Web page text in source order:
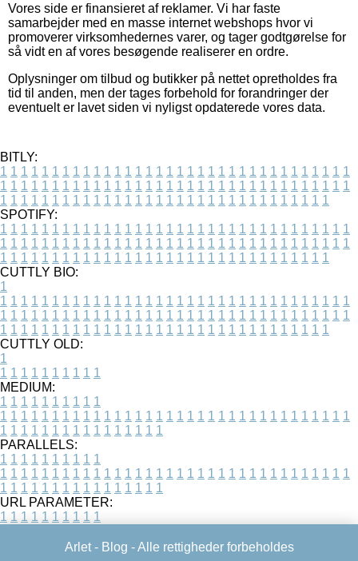
Vores side er finansieret af reklamer. Vi har faste
samarbejder med en masse internet webshops hvor vi
promoverer virksomhedernes varer, og tager godtgørelse for
så vidt en af vores besøgende realiserer en ordre.
Oplysninger om tilbud og butikker på nettet opretholdes fra
tid til anden, men der tages forbehold for forandringer der
eventuelt er lavet siden vi nyligst opdaterede vores data.
BITLY:
1 1 1 1 1 1 1 1 1 1 1 1 1 1 1 1 1 1 1 1 1 1 1 1 1 1 1 1 1 1 1 1 1 1
1 1 1 1 1 1 1 1 1 1 1 1 1 1 1 1 1 1 1 1 1 1 1 1 1 1 1 1 1 1 1 1 1 1
1 1 1 1 1 1 1 1 1 1 1 1 1 1 1 1 1 1 1 1 1 1 1 1 1 1 1 1 1 1 1 1
SPOTIFY:
1 1 1 1 1 1 1 1 1 1 1 1 1 1 1 1 1 1 1 1 1 1 1 1 1 1 1 1 1 1 1 1 1 1
1 1 1 1 1 1 1 1 1 1 1 1 1 1 1 1 1 1 1 1 1 1 1 1 1 1 1 1 1 1 1 1 1 1
1 1 1 1 1 1 1 1 1 1 1 1 1 1 1 1 1 1 1 1 1 1 1 1 1 1 1 1 1 1 1 1
CUTTLY BIO:
1
1 1 1 1 1 1 1 1 1 1 1 1 1 1 1 1 1 1 1 1 1 1 1 1 1 1 1 1 1 1 1 1 1 1
1 1 1 1 1 1 1 1 1 1 1 1 1 1 1 1 1 1 1 1 1 1 1 1 1 1 1 1 1 1 1 1 1 1
1 1 1 1 1 1 1 1 1 1 1 1 1 1 1 1 1 1 1 1 1 1 1 1 1 1 1 1 1 1 1 1
CUTTLY OLD:
1
1 1 1 1 1 1 1 1 1 1
MEDIUM:
1 1 1 1 1 1 1 1 1 1
1 1 1 1 1 1 1 1 1 1 1 1 1 1 1 1 1 1 1 1 1 1 1 1 1 1 1 1 1 1 1 1 1 1
1 1 1 1 1 1 1 1 1 1 1 1 1 1 1 1
PARALLELS:
1 1 1 1 1 1 1 1 1 1
1 1 1 1 1 1 1 1 1 1 1 1 1 1 1 1 1 1 1 1 1 1 1 1 1 1 1 1 1 1 1 1 1 1
1 1 1 1 1 1 1 1 1 1 1 1 1 1 1 1
URL PARAMETER:
1 1 1 1 1 1 1 1 1 1
Arlet - Blog - Alle rettigheder forbeholdes